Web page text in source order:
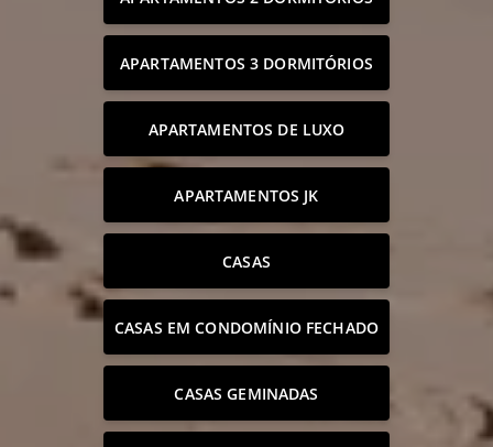
APARTAMENTOS 3 DORMITÓRIOS
APARTAMENTOS DE LUXO
APARTAMENTOS JK
CASAS
CASAS EM CONDOMÍNIO FECHADO
CASAS GEMINADAS